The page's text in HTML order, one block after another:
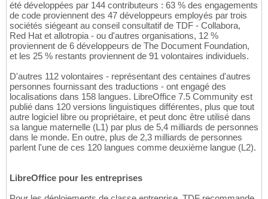
été développées par 144 contributeurs : 63 % des engagements
de code proviennent des 47 développeurs employés par trois
sociétés siégeant au conseil consultatif de TDF - Collabora,
Red Hat et allotropia - ou d'autres organisations, 12 %
proviennent de 6 développeurs de The Document Foundation,
et les 25 % restants proviennent de 91 volontaires individuels.
D'autres 112 volontaires - représentant des centaines d'autres
personnes fournissant des traductions - ont engagé des
localisations dans 158 langues. LibreOffice 7.5 Community est
publié dans 120 versions linguistiques différentes, plus que tout
autre logiciel libre ou propriétaire, et peut donc être utilisé dans
sa langue maternelle (L1) par plus de 5,4 milliards de personnes
dans le monde. En outre, plus de 2,3 milliards de personnes
parlent l'une de ces 120 langues comme deuxième langue (L2).
LibreOffice pour les entreprises